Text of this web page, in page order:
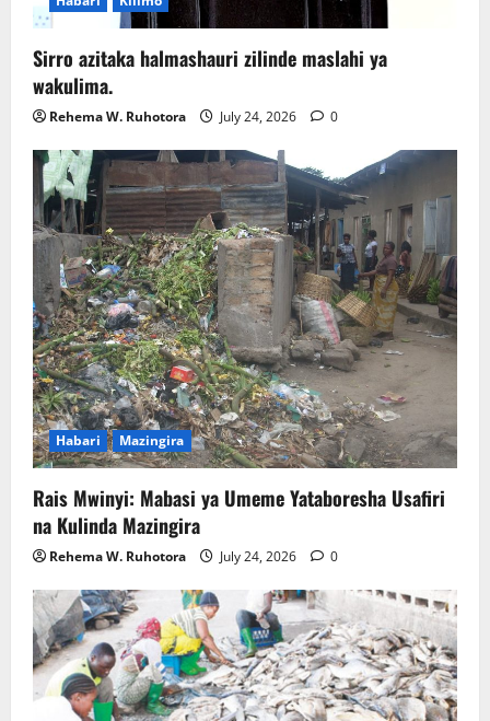
Sirro azitaka halmashauri zilinde maslahi ya
wakulima.
Rehema W. Ruhotora July 24, 2026 0
Habari Mazingira
Rais Mwinyi: Mabasi ya Umeme Yataboresha Usafiri
na Kulinda Mazingira
Rehema W. Ruhotora July 24, 2026 0